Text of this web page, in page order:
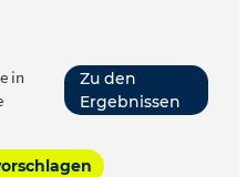
in
Zu den
Ergebnissen